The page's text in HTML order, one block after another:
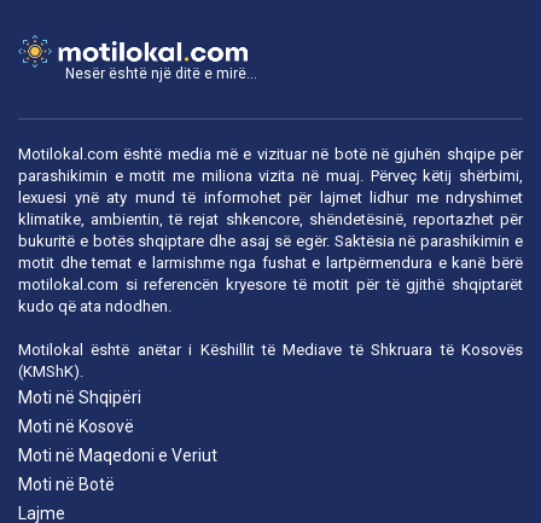
Nesër është një ditë e mirë...
Motilokal.com është media më e vizituar në botë në gjuhën shqipe për
parashikimin e motit me miliona vizita në muaj. Përveç këtij shërbimi,
lexuesi ynë aty mund të informohet për lajmet lidhur me ndryshimet
klimatike, ambientin, të rejat shkencore, shëndetësinë, reportazhet për
bukuritë e botës shqiptare dhe asaj së egër. Saktësia në parashikimin e
motit dhe temat e larmishme nga fushat e lartpërmendura e kanë bërë
motilokal.com si referencën kryesore të motit për të gjithë shqiptarët
kudo që ata ndodhen.
Motilokal është anëtar i Këshillit të Mediave të Shkruara të Kosovës
(KMShK).
Moti në Shqipëri
Moti në Kosovë
Moti në Maqedoni e Veriut
Moti në Botë
Lajme